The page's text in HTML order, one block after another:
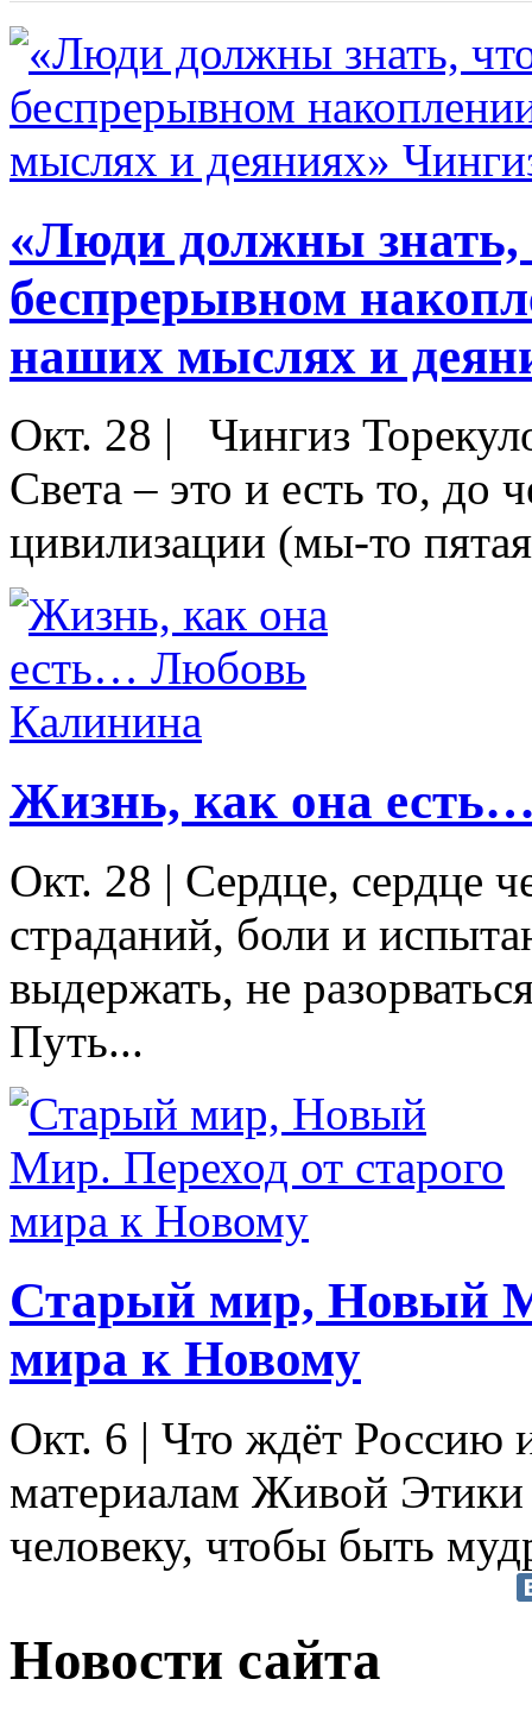
«Люди должны знать,
беспрерывном
наших мыслях и
Окт. 28 |
Чингиз
Света – это и есть то,
цивилизации (мы-то
Жизнь, как она
Окт. 28 | Сердце, сердце
страданий, боли и
выдержать, не
Путь...
Старый мир, Новый
мира к Новому
Окт. 6 | Что ждёт Россию
материалам Живой
человеку, чтобы быть
Новости сайта